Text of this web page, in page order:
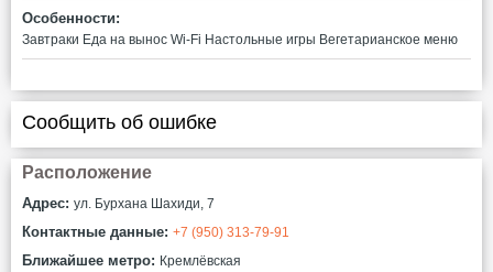
Особенности:
Завтраки Еда на вынос Wi-Fi Настольные игры Вегетарианское меню
Сообщить об ошибке
Расположение
Адрес: ул. Бурхана Шахиди, 7
Контактные данные: +7 (950) 313-79-91
Ближайшее метро: Кремлёвская